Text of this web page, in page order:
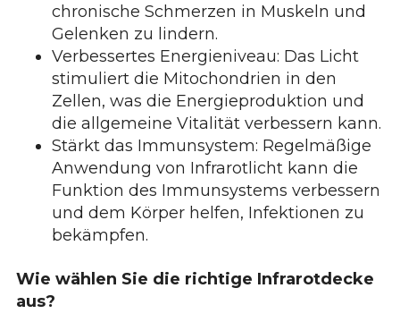
chronische Schmerzen in Muskeln und
Gelenken zu lindern.
Verbessertes Energieniveau: Das Licht
stimuliert die Mitochondrien in den
Zellen, was die Energieproduktion und
die allgemeine Vitalität verbessern kann.
Stärkt das Immunsystem: Regelmäßige
Anwendung von Infrarotlicht kann die
Funktion des Immunsystems verbessern
und dem Körper helfen, Infektionen zu
bekämpfen.
Wie wählen Sie die richtige Infrarotdecke
aus?